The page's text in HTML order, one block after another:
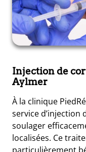
Injection de
Aylmer
À la clinique
service d’injection
soulager
localisées. Ce